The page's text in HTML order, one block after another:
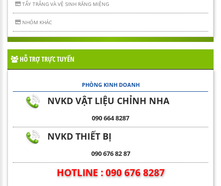
TẨY TRẮNG VÀ VỆ SINH RĂNG MIỆNG
NHÓM KHÁC
HỖ TRỢ TRỰC TUYẾN
PHÒNG KINH DOANH
NVKD VẬT LIỆU CHỈNH NHA
090 664 8287
NVKD THIẾT BỊ
090 676 82 87
HOTLINE : 090 676 8287